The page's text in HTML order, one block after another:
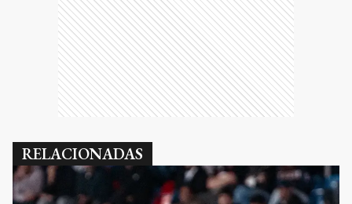
RELACIONADAS